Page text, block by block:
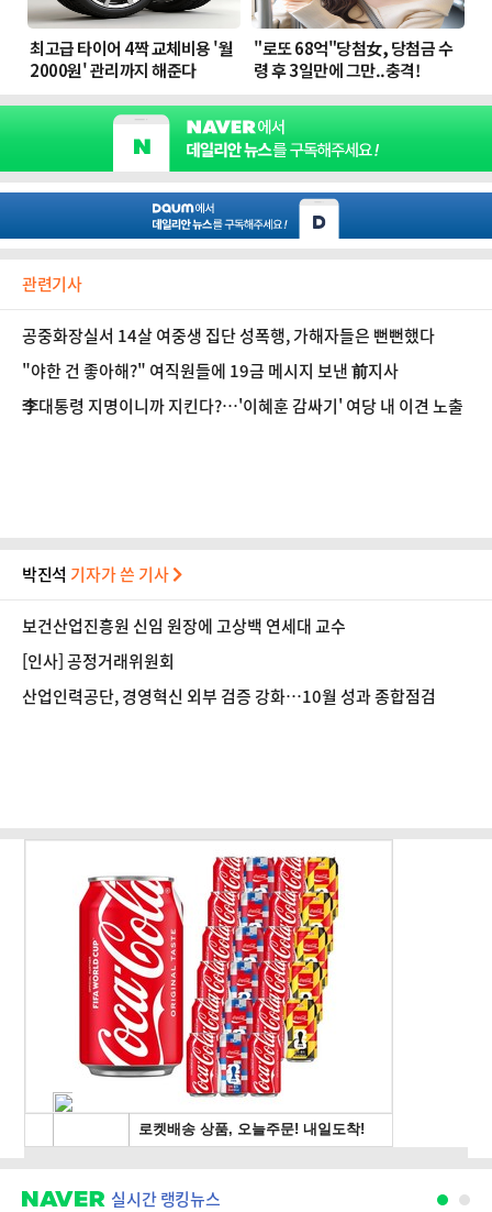
관련기사
공중화장실서 14살 여중생 집단 성폭행, 가해자들은 뻔뻔했다
"야한 건 좋아해?" 여직원들에 19금 메시지 보낸 前지사
李대통령 지명이니까 지킨다?…'이혜훈 감싸기' 여당 내 이견 노출
박진석 기자가 쓴 기사
보건산업진흥원 신임 원장에 고상백 연세대 교수
[인사] 공정거래위원회
산업인력공단, 경영혁신 외부 검증 강화…10월 성과 종합점검
실시간 랭킹뉴스